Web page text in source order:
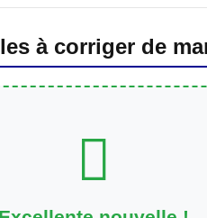
à corriger de